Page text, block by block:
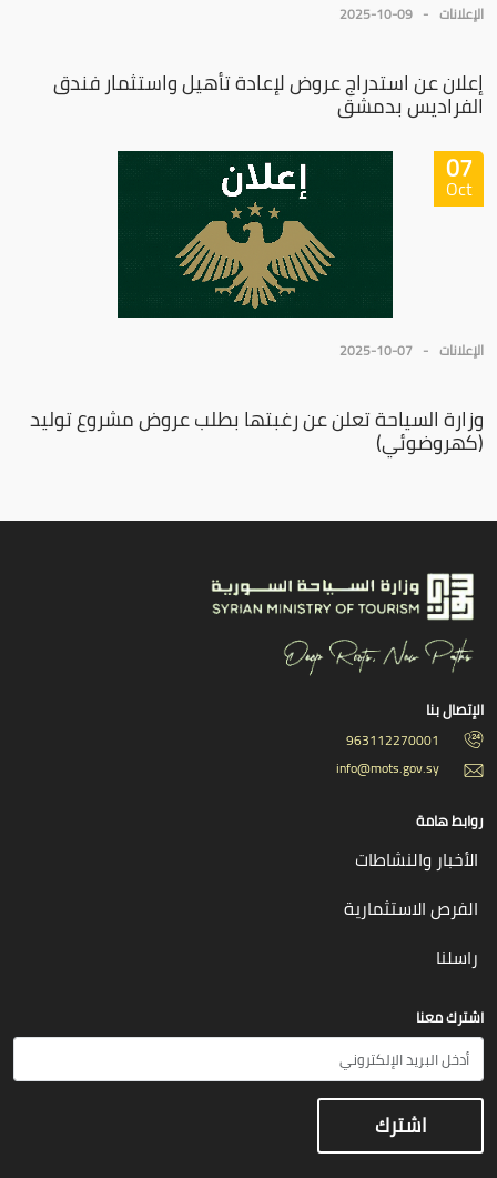
الإعلانات 2025-10-09
إعلان عن استدراج عروض لإعادة تأهيل واستثمار فندق
الفراديس بدمشق
07
Oct
الإعلانات 2025-10-07
وزارة السياحة تعلن عن رغبتها بطلب عروض مشروع توليد
(كهروضوئي)
الإتصال بنا
963112270001
info@mots.gov.sy
روابط هامة
الأخبار والنشاطات
الفرص الاستثمارية
راسلنا
اشترك معنا